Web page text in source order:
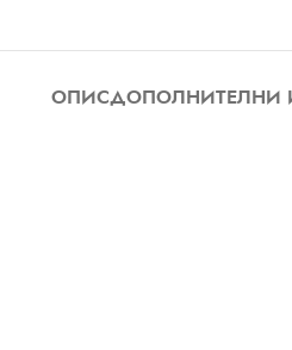
ОПИСДОПОЛНИТЕЛНИ